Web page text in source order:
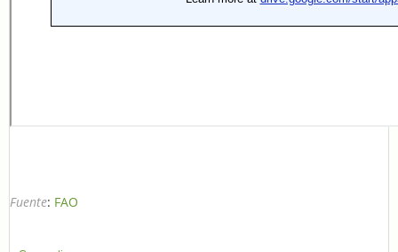
Fuente: FAO